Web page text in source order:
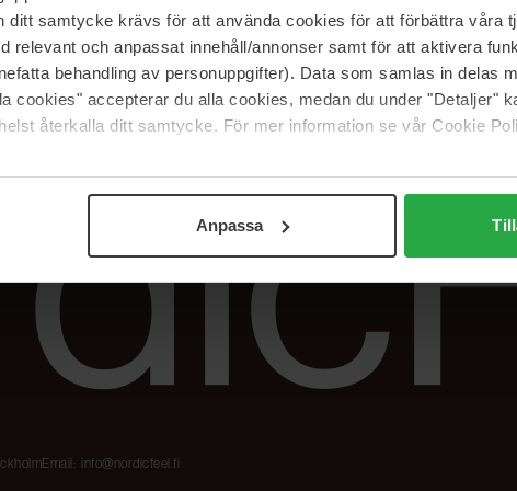
ditt samtycke krävs för att använda cookies för att förbättra våra
relevant och anpassat innehåll/annonser samt för att aktivera
behandling av personuppgifter). Data som samlas in delas
cookies" accepterar du alla cookies, medan du under "Detaljer"
återkalla ditt samtycke. För mer information se vår Cookie
Anpassa
The Beauty Edit
Työskentele
NordicFeel Groupissa
reklamaatiot
Email:
info@nordicfeel.fi